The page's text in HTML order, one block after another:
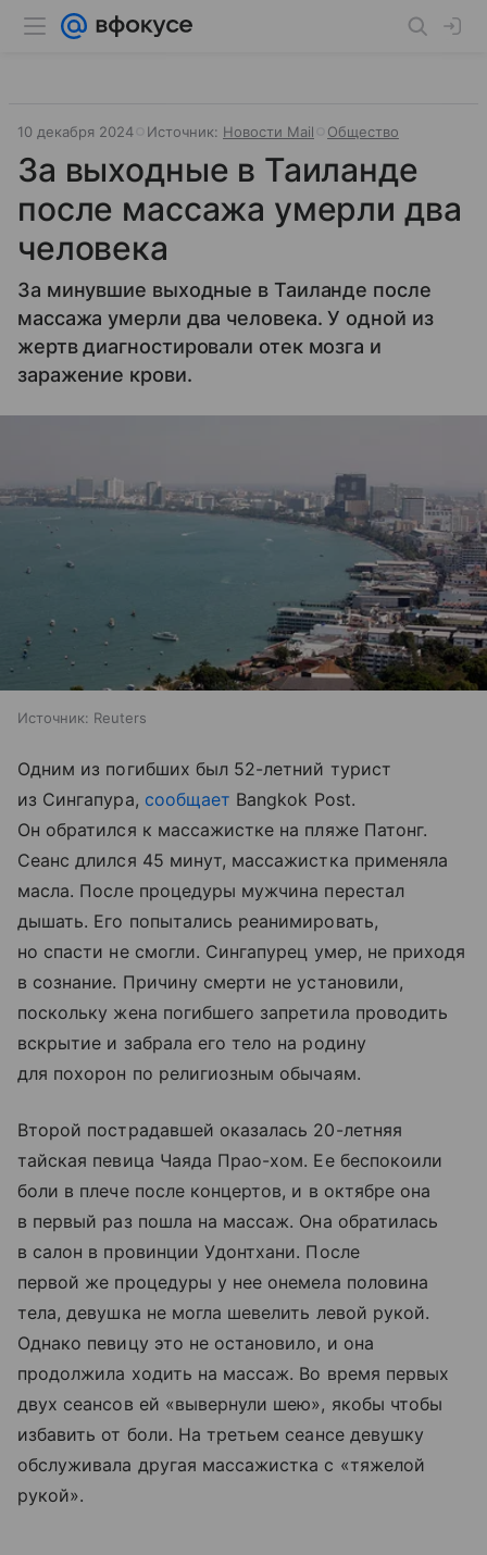
10 декабря 2024 Источник: Новости Mail Общество
За выходные в Таиланде
после массажа умерли два
человека
За минувшие выходные в Таиланде после
массажа умерли два человека. У одной из
жертв диагностировали отек мозга и
заражение крови.
Источник: Reuters
Одним из погибших был 52-летний турист
из Сингапура, сообщает Bangkok Post.
Он обратился к массажистке на пляже Патонг.
Сеанс длился 45 минут, массажистка применяла
масла. После процедуры мужчина перестал
дышать. Его попытались реанимировать,
но спасти не смогли. Сингапурец умер, не приходя
в сознание. Причину смерти не установили,
поскольку жена погибшего запретила проводить
вскрытие и забрала его тело на родину
для похорон по религиозным обычаям.
Второй пострадавшей оказалась 20-летняя
тайская певица Чаяда Прао-хом. Ее беспокоили
боли в плече после концертов, и в октябре она
в первый раз пошла на массаж. Она обратилась
в салон в провинции Удонтхани. После
первой же процедуры у нее онемела половина
тела, девушка не могла шевелить левой рукой.
Однако певицу это не остановило, и она
продолжила ходить на массаж. Во время первых
двух сеансов ей «вывернули шею», якобы чтобы
избавить от боли. На третьем сеансе девушку
обслуживала другая массажистка с «тяжелой
рукой».